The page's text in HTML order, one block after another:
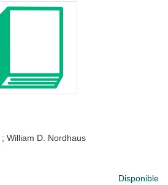
; William D. Nordhaus
Disponible